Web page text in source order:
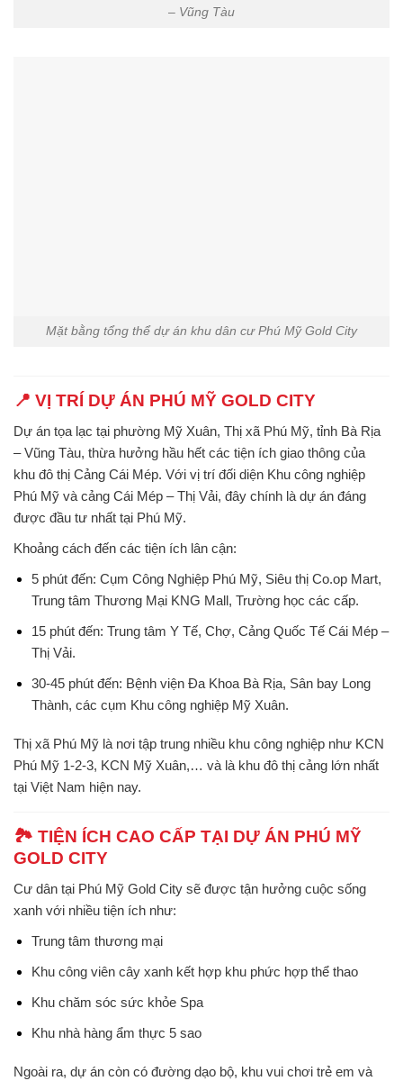
– Vũng Tàu
Mặt bằng tổng thể dự án khu dân cư Phú Mỹ Gold City
📍 VỊ TRÍ DỰ ÁN PHÚ MỸ GOLD CITY
Dự án tọa lạc tại phường Mỹ Xuân, Thị xã Phú Mỹ, tỉnh Bà Rịa
– Vũng Tàu, thừa hưởng hầu hết các tiện ích giao thông của
khu đô thị Cảng Cái Mép. Với vị trí đối diện Khu công nghiệp
Phú Mỹ và cảng Cái Mép – Thị Vải, đây chính là dự án đáng
được đầu tư nhất tại Phú Mỹ.
Khoảng cách đến các tiện ích lân cận:
5 phút đến: Cụm Công Nghiệp Phú Mỹ, Siêu thị Co.op Mart,
Trung tâm Thương Mại KNG Mall, Trường học các cấp.
15 phút đến: Trung tâm Y Tế, Chợ, Cảng Quốc Tế Cái Mép –
Thị Vải.
30-45 phút đến: Bệnh viện Đa Khoa Bà Rịa, Sân bay Long
Thành, các cụm Khu công nghiệp Mỹ Xuân.
Thị xã Phú Mỹ là nơi tập trung nhiều khu công nghiệp như KCN
Phú Mỹ 1-2-3, KCN Mỹ Xuân,… và là khu đô thị cảng lớn nhất
tại Việt Nam hiện nay.
🏞️ TIỆN ÍCH CAO CẤP TẠI DỰ ÁN PHÚ MỸ
GOLD CITY
Cư dân tại Phú Mỹ Gold City sẽ được tận hưởng cuộc sống
xanh với nhiều tiện ích như:
Trung tâm thương mại
Khu công viên cây xanh kết hợp khu phức hợp thể thao
Khu chăm sóc sức khỏe Spa
Khu nhà hàng ẩm thực 5 sao
Ngoài ra, dự án còn có đường dạo bộ, khu vui chơi trẻ em và